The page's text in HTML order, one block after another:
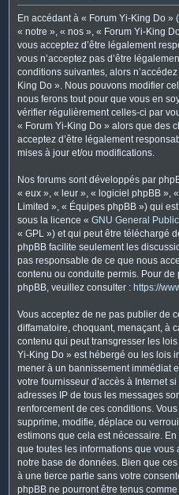
En accédant à « Forum Yi-King Do
« notre », « nos », « Forum Yi-King
vous acceptez d’être légalement
vous n’acceptez pas d’être
conditions suivantes, alors
King Do ». Nous pouvons modifier
nous ferons tout pour que vous en
vérifier régulièrement celles-ci par
« Forum Yi-King Do » alors que des
acceptez d’être légalement
mises à jour et/ou modifications.
Nos forums sont développés par
« eux », « leur », « logiciel phpBB »,
Limited », « Équipes phpBB ») qui
sous la licence « GNU General
« GPL ») et qui peut être téléchargé
phpBB facilite seulement les
pas responsable de ce que nous
contenu ou conduite permis. Pour
phpBB, veuillez consulter : https://
Vous acceptez de ne pas publier de
diffamatoire, choquant, menaçant, à
contenu qui peut transgresser les
Yi-King Do » est hébergé ou les lois
mener à un bannissement immédiat
votre fournisseur d’accès à Internet
adresses IP de tous les messages
renforcement de ces conditions.
supprime, modifie, déplace ou
estimons que cela est nécessaire.
que toutes les informations que
notre base de données. Bien que
à une tierce partie sans votre
phpBB ne pourront être tenus